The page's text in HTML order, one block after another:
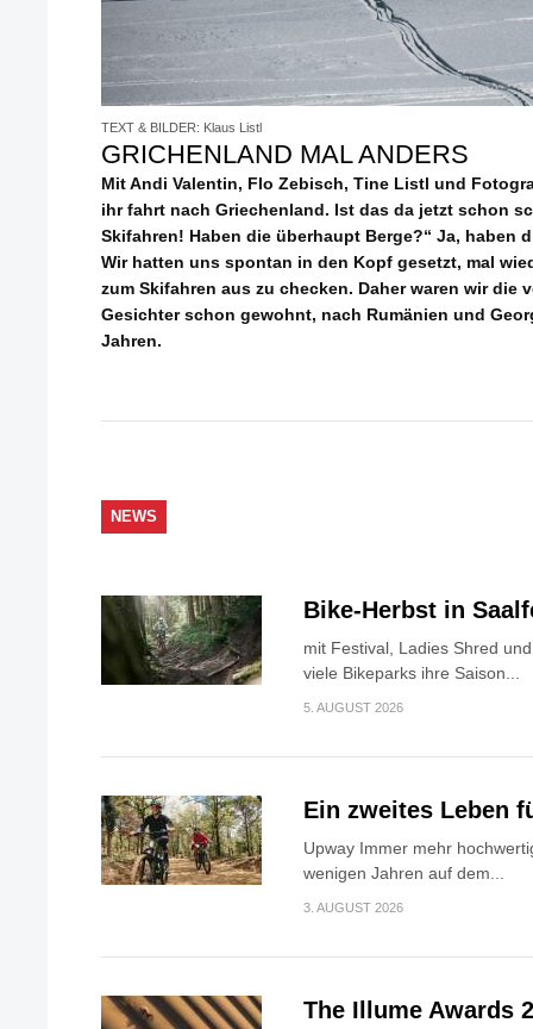
TEXT & BILDER: Klaus Listl
GRICHENLAND MAL ANDERS
Mit Andi Valentin, Flo Zebisch, Tine Listl und
ihr fahrt nach Griechenland. Ist das da jetzt schon
Skifahren! Haben die überhaupt Berge?“ Ja, haben
Wir hatten uns spontan in den Kopf gesetzt, mal
zum Skifahren aus zu checken. Daher waren wir die
Gesichter schon gewohnt, nach Rumänien und
Jahren.
NEWS
Bike-Herbst in
mit Festival, Ladies Shred
viele Bikeparks ihre Saison...
5. AUGUST 2026
Ein zweites Leben
Upway Immer mehr
wenigen Jahren auf dem...
3. AUGUST 2026
The Illume Awards